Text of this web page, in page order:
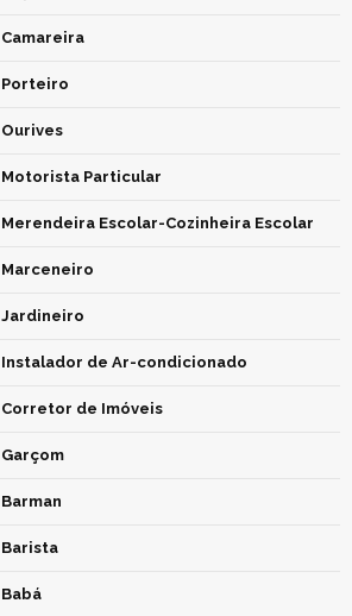
Camareira
Porteiro
Ourives
Motorista Particular
Merendeira Escolar-Cozinheira Escolar
Marceneiro
Jardineiro
Instalador de Ar-condicionado
Corretor de Imóveis
Garçom
Barman
Barista
Babá